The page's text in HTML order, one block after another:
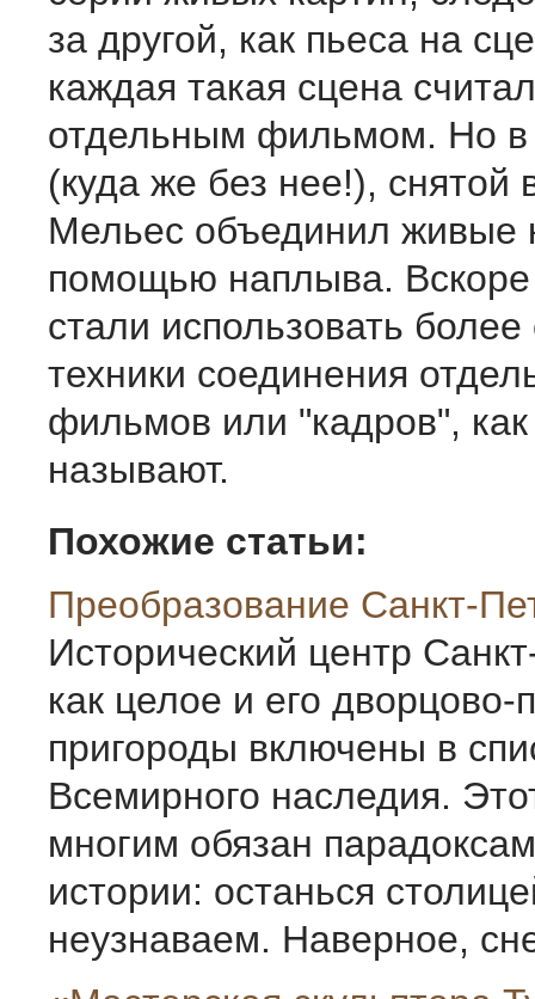
за другой, как пьеса на
каждая такая сцена
отдельным фильмом. Но в
(куда же без нее!), снятой
Мельес объединил живые
помощью наплыва.
стали использовать
техники соединения
фильмов или "кадров", как
называют.
Похожие статьи:
Преобразование Санкт-
Исторический центр
как целое и его дворцово-
пригороды включены в
Всемирного наследия.
многим обязан
истории: останься
неузнаваем. Наверное,